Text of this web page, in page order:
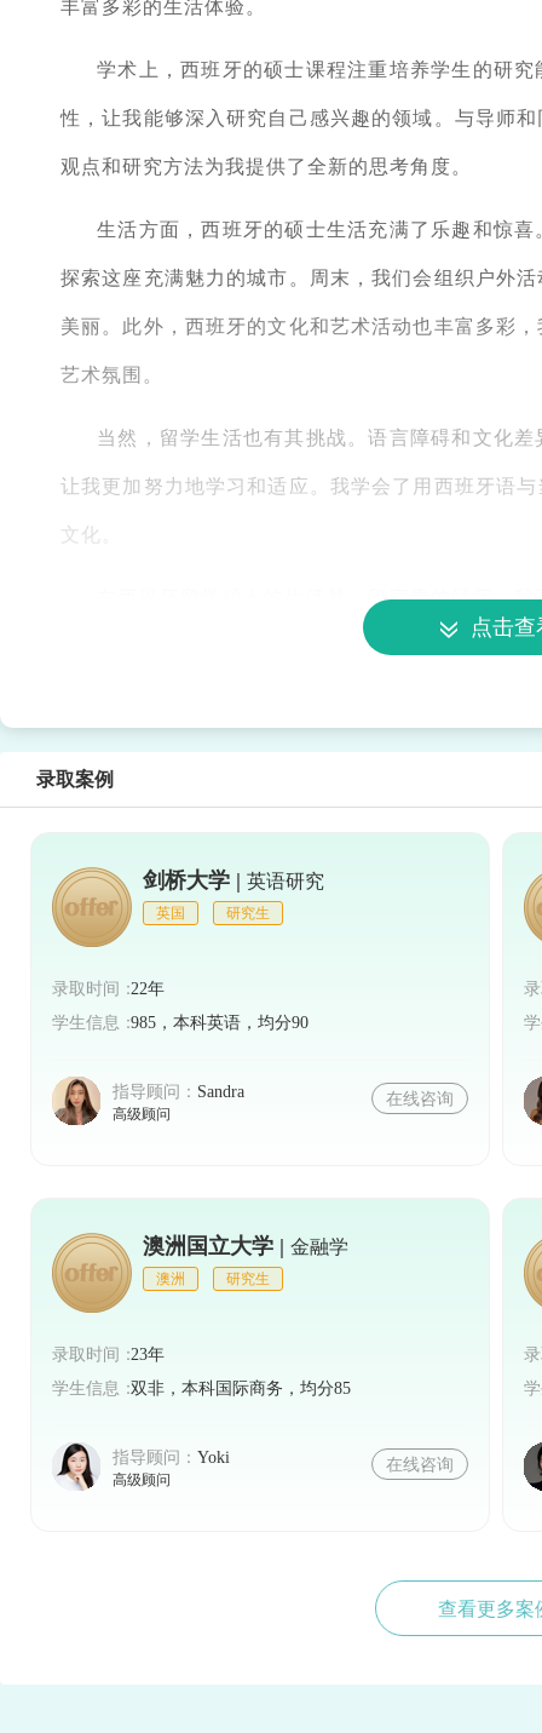
丰富多彩的生活体验。
学术上，西班牙的硕士课程注重培养学生的研
性，让我能够深入研究自己感兴趣的领域。与导师
观点和研究方法为我提供了全新的思考角度。
生活方面，西班牙的硕士生活充满了乐趣和惊
探索这座充满魅力的城市。周末，我们会组织户外
美丽。此外，西班牙的文化和艺术活动也丰富多彩
艺术氛围。
当然，留学生活也有其挑战。语言障碍和文化
让我更加努力地学习和适应。我学会了用西班牙语
文化。
在西班牙留学硕士的生活是一段宝贵的经历。
体验。这段经历让我更加自信、独立和成熟，也为
点击
录取案例
剑桥大学 | 英语研究
英国 研究生
录取时间：22年
学生信息：985，本科英语，均分90
指导顾问： Sandra
高级顾问
在线咨询
澳洲国立大学 | 金融学
澳洲 研究生
录取时间：23年
学生信息：双非，本科国际商务，均分85
指导顾问： Yoki
高级顾问
在线咨询
查看更多案